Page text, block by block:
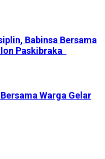
Babinsa Bersama
Paskibraka
Warga Gelar